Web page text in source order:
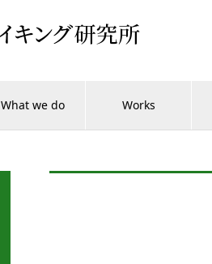
What we do Works